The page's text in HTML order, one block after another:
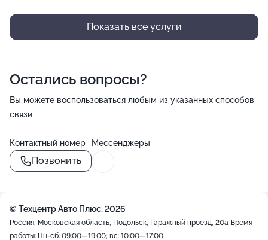
Показать все услуги
Остались вопросы?
Вы можете воспользоваться любым из указанных способов
связи
Контактный номер
Позвонить
Мессенджеры
© Техцентр Авто Плюс, 2026
Россия, Московская область, Подольск, Гаражный проезд, 20а Время
работы: Пн-сб: 09:00—19:00; вс: 10:00—17:00